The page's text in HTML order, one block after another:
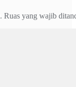
Ruas yang wajib